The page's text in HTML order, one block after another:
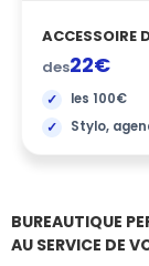
ACCESSOIRE
des22€
les 100€
Stylo,
BUREAUTIQUE
AU SERVICE DE